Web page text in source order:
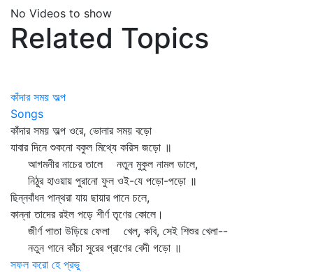
No Videos to show
Related Topics
কাঁদার সময় অল্প
Songs
কাঁদার সময় অল্প ওরে, ভোলার সময় বড়ো
যাবার দিনে শুকনো বকুল মিথ্যে করিস জড়ো ॥
আগমনীর নাচের তালে নতুন মুকুল নামল ডালে,
নিঠুর হাওয়ায় পুরানো ফুল ওই-যে পড়ো-পড়ো ॥
ছিন্নবাঁধন পান্থরা যায় ছায়ার পানে চলে,
কান্না তাদের রইল পড়ে শীর্ণ তৃণের কোলে।
জীর্ণ পাতা উড়িয়ে ফেলা খেল্‌, কবি, সেই শিশুর খেলা--
নতুন গানে কাঁচা সুরের প্রাণের বেদী গড়ো ॥
সফল করো হে প্রভু